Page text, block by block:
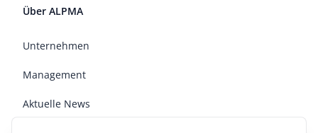
Über ALPMA
Unternehmen
Management
Aktuelle News